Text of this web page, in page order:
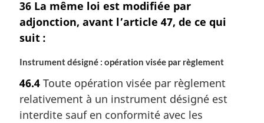
36 La même loi est modifiée par
adjonction, avant l’article 47, de ce qui
suit :
Instrument désigné : opération visée par règlement
46.4 Toute opération visée par règlement
relativement à un instrument désigné est
interdite sauf en conformité avec les